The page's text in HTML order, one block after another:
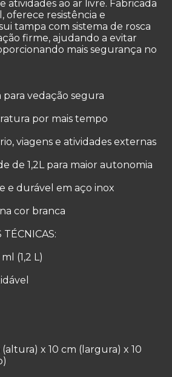
atividades ao ar livre. Fabricada
oferece resistência e
tampa com sistema de rosca
firme, ajudando a evitar
mais segurança no
para vedação segura
por mais tempo
viagens e atividades externas
de 1,2L para maior autonomia
e durável em aço inox
cor branca
TÉCNICAS:
(1,2 L)
(altura) x 10 cm (largura) x 10